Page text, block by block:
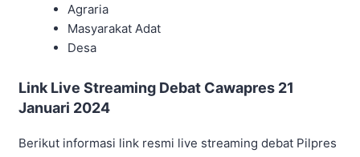
Agraria
Masyarakat Adat
Desa
Link Live Streaming Debat Cawapres 21
Januari 2024
Berikut informasi link resmi live streaming debat Pilpres